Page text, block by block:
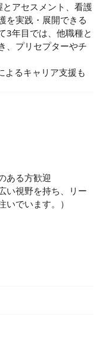
アセスメント、看護
を実践・展開できる
3年目では、他職種と
、プリセプターやチ
よるキャリア支援も
ある方歓迎
い視野を持ち、リー
でいます。）